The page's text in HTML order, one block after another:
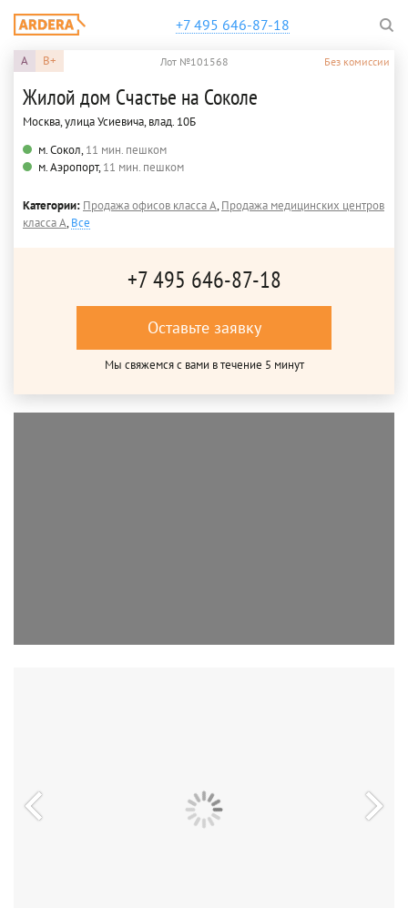
+7 495 646-87-18
A B+ Лот №101568 Без комиссии
Жилой дом Счастье на Соколе
Москва, улица Усиевича, влад. 10Б
м. Сокол,11 мин. пешком
м. Аэропорт,11 мин. пешком
Категории: Продажа офисов класса A,Продажа медицинских центров
класса A,Все
+7 495 646-87-18
Оставьте заявку
Мы свяжемся с вами в течение 5 минут